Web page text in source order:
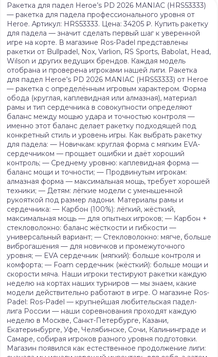
Ракетка для падел Heroe’s PD 2026 MANIAC (HRS53333)
— ракетка для падела профессионального уровня от
Heroe. Артикул: HRS53333. Цена: 34205 ₽. Купить ракетку
для падела — значит сделать первый шаг к уверенной
игре на корте. В магазине Ros-Padel представлены
ракетки от Bullpadel, Nox, Varlion, RS Sports, Babolat, Head,
Wilson и других ведущих брендов. Каждая модель
отобрана и проверена игроками нашей лиги. Ракетка
для падел Heroe’s PD 2026 MANIAC (HRS53333) от Heroe
— ракетка с определённым игровым характером. Форма
обода (круглая, каплевидная или алмазная), материал
рамы и тип сердечника в совокупности определяют
баланс между мощью удара и точностью контроля —
именно этот баланс делает ракетку подходящей под
конкретный стиль и уровень игры. Как выбрать ракетку
для падела: — Новичкам: круглая форма с мягким EVA-
сердечником — прощает ошибки и даёт хороший
контроль; — Среднему уровню: каплевидная форма —
баланс мощи и точности; — Продвинутым игрокам:
алмазная форма — максимальная мощь, требует хорошей
техники; — Детям: лёгкие модели с уменьшенной
рукояткой под размер ладони. Материалы рамы и
сердечника: — Карбон (100%): лёгкий, жёсткий,
максимальная мощь — для опытных игроков; — Карбон +
стекловолокно: баланс жёсткости и гибкости —
универсальный вариант; — Стекловолокно: мягче, больше
виброгашения — для новичков и промежуточного
уровня; — EVA сердечник (мягкий): больше контроля и
комфорта; — Foam сердечник (жёсткий): больше мощи и
скорости мяча. Наши игроки тестируют ракетки каждую
неделю на кортах наших турниров — мы знаем, какие
модели действительно работают в игре. О магазине Ros-
Padel: Ros-Padel — крупнейшая любительская падел-
лига России — наши соревнования проходят каждую
неделю в Москве, Санкт-Петербурге, Казани,
Екатеринбурге, Уфе, Челябинске, Сочи, Калининграде и
Самаре, собирая игроков разного уровня подготовки.
Магазин появился как естественное продолжение лиги: